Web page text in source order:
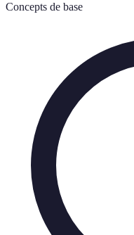
Concepts de base